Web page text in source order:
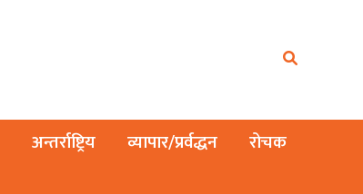
अन्तर्राष्ट्रिय व्यापार/प्रर्वद्धन रोचक